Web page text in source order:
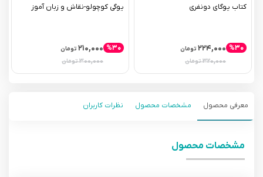
کتاب یوگای دونفری
۲۲۴,۰۰۰ تومان
۳۲۰,۰۰۰تومان
%۳۰
یوگی کوچولو-نقاش و زبان آموز
۲۱۰,۰۰۰ تومان
۳۰۰,۰۰۰تومان
%۳۰
معرفی محصول مشخصات محصول نظرات کاربران
مشخصات محصول